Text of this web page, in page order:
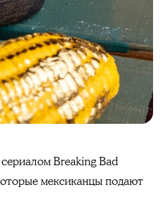
Breaking Bad
мексиканцы подают